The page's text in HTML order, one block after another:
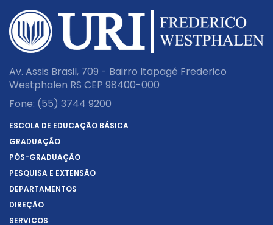
Av. Assis Brasil, 709 - Bairro Itapagé Frederico
Westphalen RS CEP 98400-000
Fone: (55) 3744 9200
ESCOLA DE EDUCAÇÃO BÁSICA
GRADUAÇÃO
PÓS-GRADUAÇÃO
PESQUISA E EXTENSÃO
DEPARTAMENTOS
DIREÇÃO
SERVIÇOS